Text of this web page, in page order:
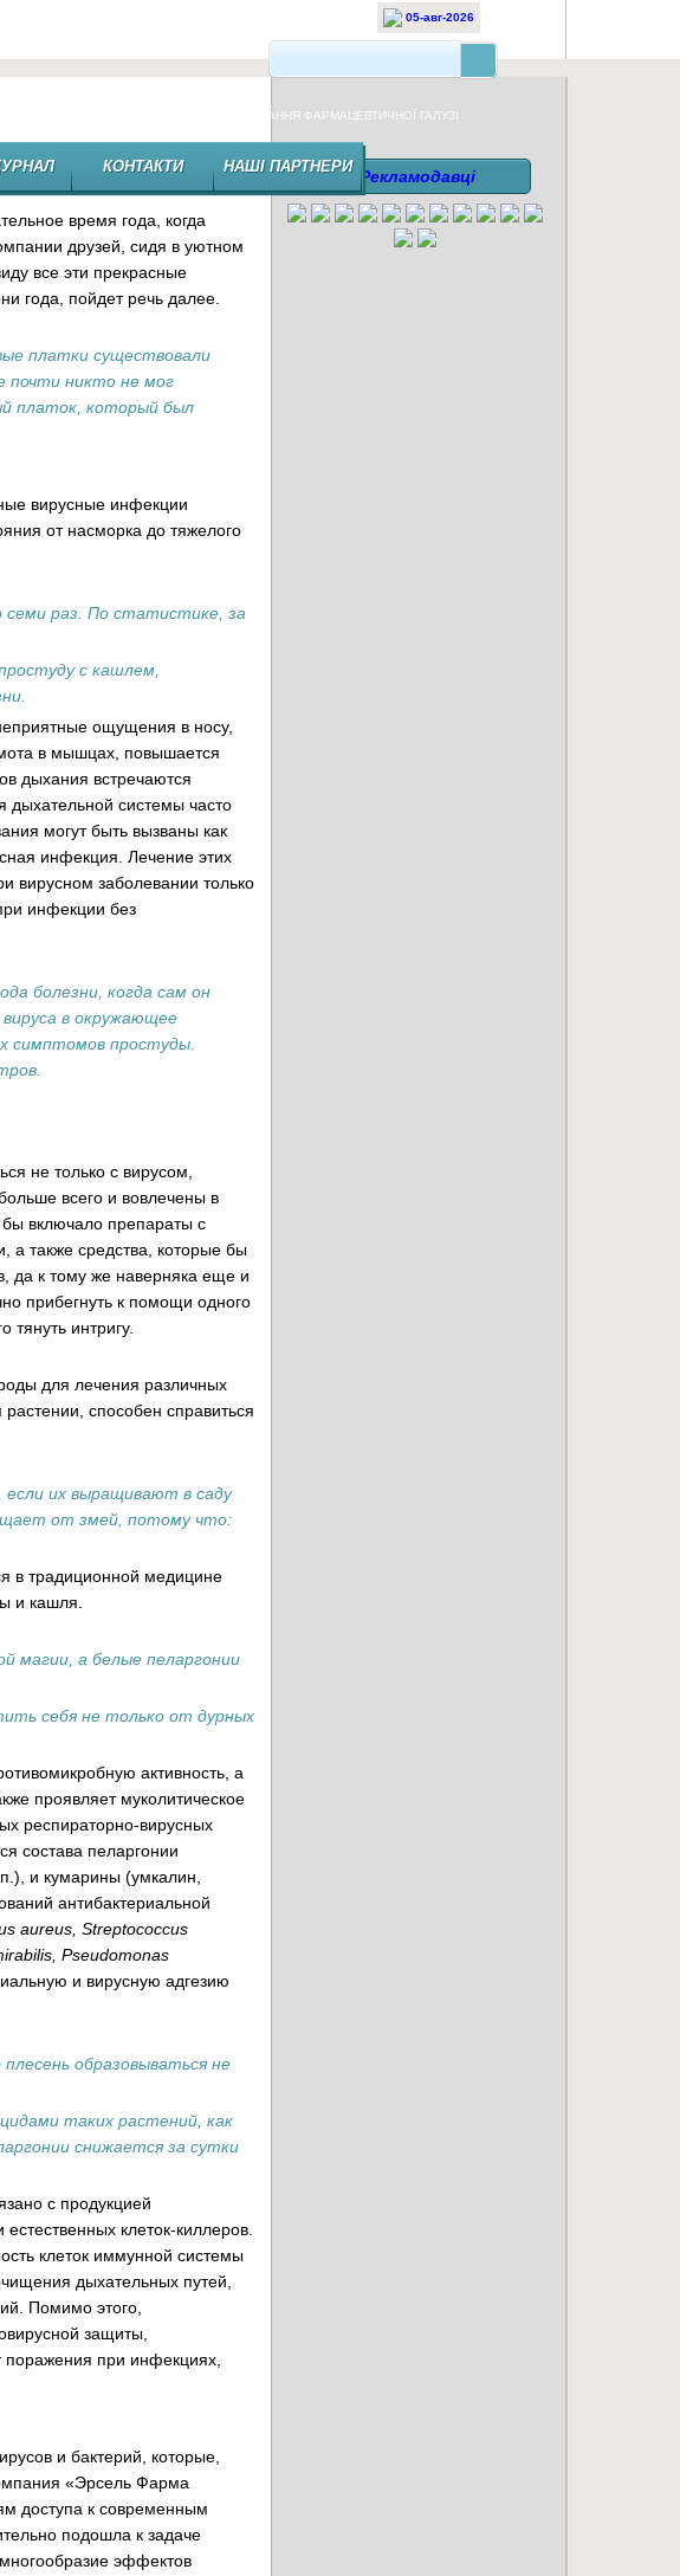
05-авг-2026
КОНТАКТИ НАШІ ПАРТНЕРИ
НЕЗАЛЕЖНЕ ВИДАННЯ ФАРМАЦЕВТИЧНОЇ ГАЛУЗІ
время года, когда
друзей, сидя в уютном
все эти прекрасные
года, пойдет речь далее.
платки существовали
почти никто не мог
платок, который был
вирусные инфекции
от насморка до тяжелого
семи раз. По статистике, за
с кашлем,
ощущения в носу,
в мышцах, повышается
дыхания встречаются
дыхательной системы часто
могут быть вызваны как
инфекция. Лечение этих
вирусном заболевании только
инфекции без
болезни, когда сам он
в окружающее
симптомов простуды.
не только с вирусом,
всего и вовлечены в
бы включало препараты с
также средства, которые бы
да к тому же наверняка еще и
прибегнуть к помощи одного
тянуть интригу.
для лечения различных
способен справиться
их выращивают в саду
от змей, потому что:
в традиционной медицине
и кашля.
магии, а белые пеларгонии
себя не только от дурных
активность, а
проявляет муколитическое
респираторно-вирусных
состава пеларгонии
и кумарины (умкалин,
антибактериальной
aureus, Streptococcus
Pseudomonas
и вирусную адгезию
образовываться не
таких растений, как
снижается за сутки
с продукцией
клеток-киллеров.
клеток иммунной системы
дыхательных путей,
Помимо этого,
защиты,
поражения при инфекциях,
и бактерий, которые,
«Эрсель Фарма
доступа к современным
подошла к задаче
эффектов
Рекламодавці